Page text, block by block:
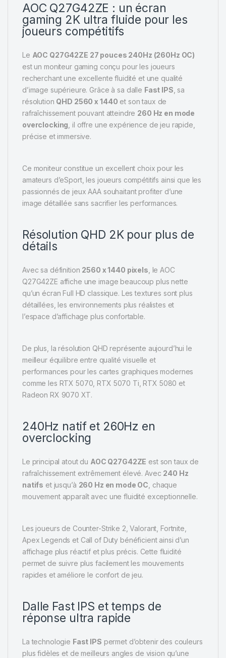
AOC Q27G42ZE : un écran
gaming 2K ultra fluide pour les
joueurs compétitifs
Le AOC Q27G42ZE 27 pouces 240Hz (260Hz OC)
est un moniteur gaming conçu pour les joueurs
recherchant une excellente fluidité et une qualité
d’image supérieure. Grâce à sa dalle Fast IPS , sa
résolution QHD 2560 x 1440 et son taux de
rafraîchissement pouvant atteindre 260 Hz en mode
overclocking , il offre une expérience de jeu rapide,
précise et immersive.
Ce moniteur constitue un excellent choix pour les
amateurs d’eSport, les joueurs compétitifs ainsi que les
passionnés de jeux AAA souhaitant profiter d’une
image détaillée sans sacrifier les performances.
Résolution QHD 2K pour plus de
détails
Avec sa définition 2560 x 1440 pixels , le AOC
Q27G42ZE affiche une image beaucoup plus nette
qu’un écran Full HD classique. Les textures sont plus
détaillées, les environnements plus réalistes et
l’espace d’affichage plus confortable.
De plus, la résolution QHD représente aujourd’hui le
meilleur équilibre entre qualité visuelle et
performances pour les cartes graphiques modernes
comme les RTX 5070, RTX 5070 Ti, RTX 5080 et
Radeon RX 9070 XT.
240Hz natif et 260Hz en
overclocking
Le principal atout du AOC Q27G42ZE est son taux de
rafraîchissement extrêmement élevé. Avec 240 Hz
natifs et jusqu’à 260 Hz en mode OC , chaque
mouvement apparaît avec une fluidité exceptionnelle.
Les joueurs de Counter-Strike 2, Valorant, Fortnite,
Apex Legends et Call of Duty bénéficient ainsi d’un
affichage plus réactif et plus précis. Cette fluidité
permet de suivre plus facilement les mouvements
rapides et améliore le confort de jeu.
Dalle Fast IPS et temps de
réponse ultra rapide
La technologie Fast IPS permet d’obtenir des couleurs
plus fidèles et de meilleurs angles de vision qu’une